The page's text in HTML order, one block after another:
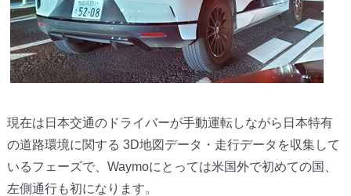
現在は日本交通のドライバーが手動運転しながら日本特有
の道路環境に関する 3D地図データ・走行データを収集して
いるフェーズで、 Waymoにとっては米国外で初めての国、
左側通行も初になります。